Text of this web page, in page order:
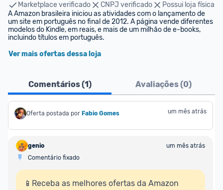
Marketplace verificado
CNPJ verificado
Possui loja física
A Amazon brasileira iniciou as atividades com o lançamento de
um site em português no final de 2012. A página vende diferentes
modelos do Kindle, em reais, e mais de um milhão de e-books,
incluindo títulos em português.
Ver mais ofertas dessa loja
Comentários (1) Avaliações (0)
Oferta postada por Fabio Gomes um mês atrás
genio
um mês atrás
Comentário fixado
📱Receba as melhores ofertas da Amazon